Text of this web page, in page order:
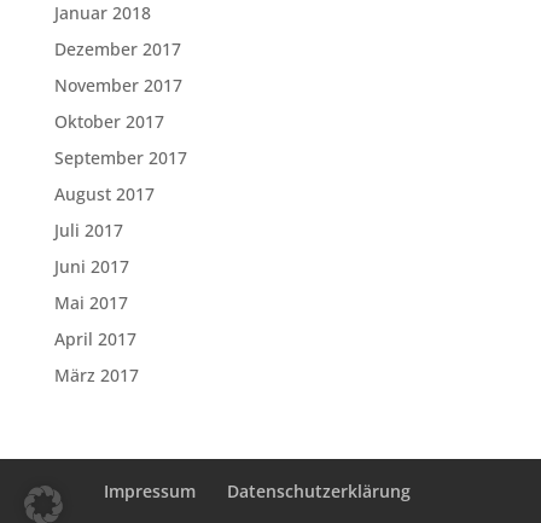
Januar 2018
Dezember 2017
November 2017
Oktober 2017
September 2017
August 2017
Juli 2017
Juni 2017
Mai 2017
April 2017
März 2017
Impressum Datenschutzerklärung